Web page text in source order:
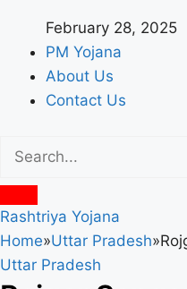
February 28, 2025
PM Yojana
About Us
Contact Us
Rashtriya Yojana
Home»Uttar Pradesh»
Uttar Pradesh